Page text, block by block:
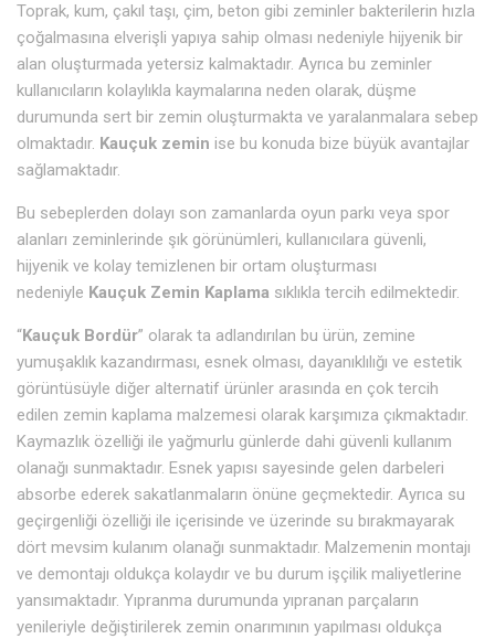
Toprak, kum, çakıl taşı, çim, beton gibi zeminler bakterilerin hızla
çoğalmasına elverişli yapıya sahip olması nedeniyle hijyenik bir
alan oluşturmada yetersiz kalmaktadır. Ayrıca bu zeminler
kullanıcıların kolaylıkla kaymalarına neden olarak, düşme
durumunda sert bir zemin oluşturmakta ve yaralanmalara sebep
olmaktadır. Kauçuk zemin ise bu konuda bize büyük avantajlar
sağlamaktadır.
Bu sebeplerden dolayı son zamanlarda oyun parkı veya spor
alanları zeminlerinde şık görünümleri, kullanıcılara güvenli,
hijyenik ve kolay temizlenen bir ortam oluşturması
nedeniyle Kauçuk Zemin Kaplama sıklıkla tercih edilmektedir.
“Kauçuk Bordür” olarak ta adlandırılan bu ürün, zemine
yumuşaklık kazandırması, esnek olması, dayanıklılığı ve estetik
görüntüsüyle diğer alternatif ürünler arasında en çok tercih
edilen zemin kaplama malzemesi olarak karşımıza çıkmaktadır.
Kaymazlık özelliği ile yağmurlu günlerde dahi güvenli kullanım
olanağı sunmaktadır. Esnek yapısı sayesinde gelen darbeleri
absorbe ederek sakatlanmaların önüne geçmektedir. Ayrıca su
geçirgenliği özelliği ile içerisinde ve üzerinde su bırakmayarak
dört mevsim kulanım olanağı sunmaktadır. Malzemenin montajı
ve demontajı oldukça kolaydır ve bu durum işçilik maliyetlerine
yansımaktadır. Yıpranma durumunda yıpranan parçaların
yenileriyle değiştirilerek zemin onarımının yapılması oldukça